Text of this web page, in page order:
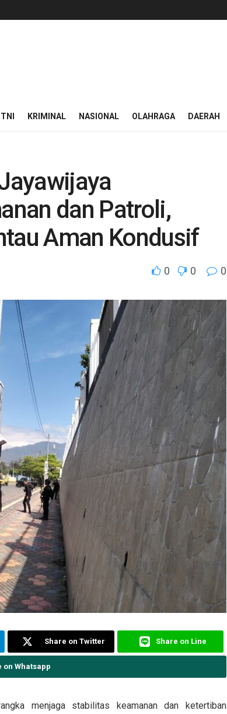
TNI KRIMINAL NASIONAL OLAHRAGA DAERAH
dan Patroli,
Aman Kondusif
0 0 0
Share on Twitter Share on Line
on Whatsapp
menjaga stabilitas keamanan dan ketertiban